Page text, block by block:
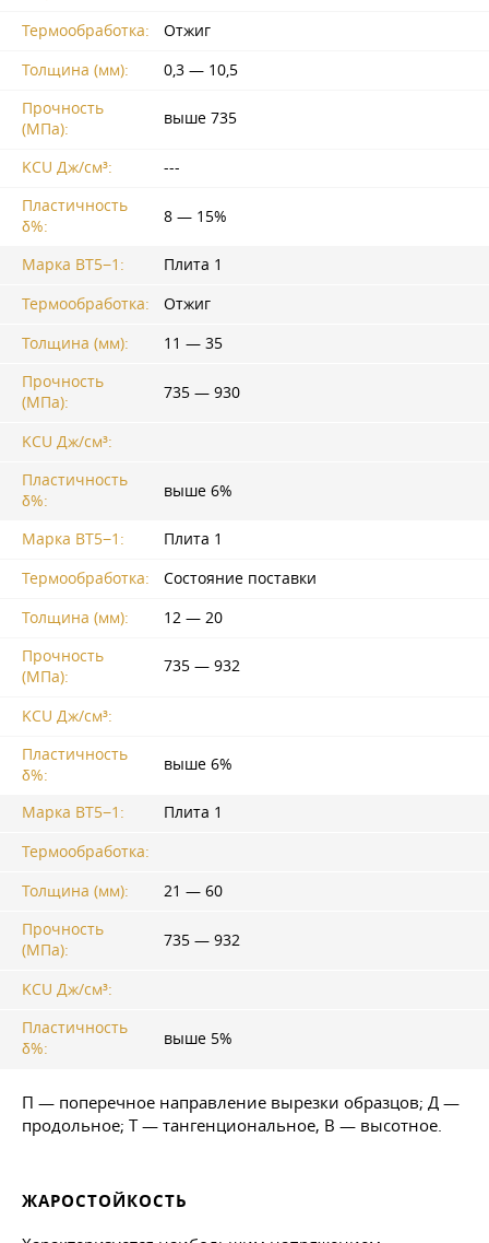
Термообработка:
Отжиг
Толщина (мм):
0,3 — 10,5
Прочность
(МПа):
выше 735
KCU Дж/см³:
---
Пластичность
δ%:
8 — 15%
Марка ВТ5−1:
Плита 1
Термообработка:
Отжиг
Толщина (мм):
11 — 35
Прочность
(МПа):
735 — 930
KCU Дж/см³:
Пластичность
δ%:
выше 6%
Марка ВТ5−1:
Плита 1
Термообработка:
Состояние поставки
Толщина (мм):
12 — 20
Прочность
(МПа):
735 — 932
KCU Дж/см³:
Пластичность
δ%:
выше 6%
Марка ВТ5−1:
Плита 1
Термообработка:
Толщина (мм):
21 — 60
Прочность
(МПа):
735 — 932
KCU Дж/см³:
Пластичность
δ%:
выше 5%
П — поперечное направление вырезки образцов; Д —
продольное; Т — тангенциональное, В — высотное.
ЖАРОСТОЙКОСТЬ